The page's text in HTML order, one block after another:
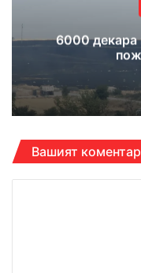
6000 декара
Вашият коментар